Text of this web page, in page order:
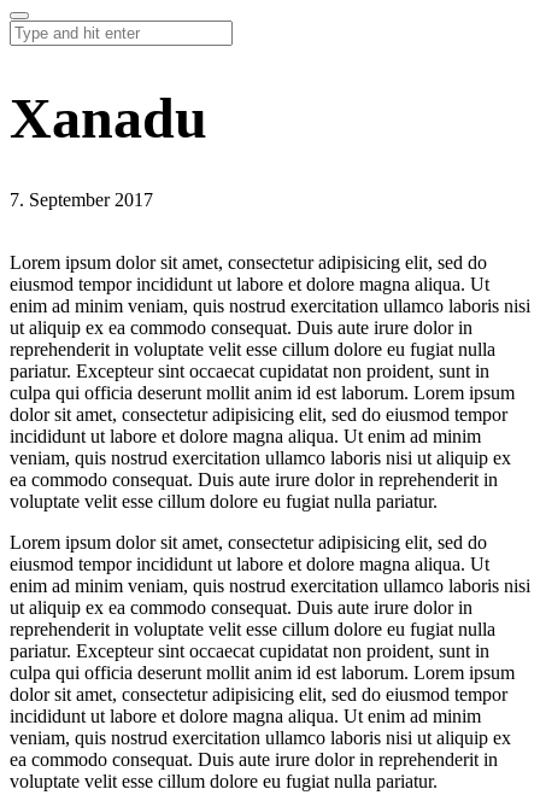
Xanadu
7. September 2017
Lorem ipsum dolor sit amet, consectetur adipisicing elit, sed do
eiusmod tempor incididunt ut labore et dolore magna aliqua. Ut
enim ad minim veniam, quis nostrud exercitation ullamco laboris nisi
ut aliquip ex ea commodo consequat. Duis aute irure dolor in
reprehenderit in voluptate velit esse cillum dolore eu fugiat nulla
pariatur. Excepteur sint occaecat cupidatat non proident, sunt in
culpa qui officia deserunt mollit anim id est laborum. Lorem ipsum
dolor sit amet, consectetur adipisicing elit, sed do eiusmod tempor
incididunt ut labore et dolore magna aliqua. Ut enim ad minim
veniam, quis nostrud exercitation ullamco laboris nisi ut aliquip ex
ea commodo consequat. Duis aute irure dolor in reprehenderit in
voluptate velit esse cillum dolore eu fugiat nulla pariatur.
Lorem ipsum dolor sit amet, consectetur adipisicing elit, sed do
eiusmod tempor incididunt ut labore et dolore magna aliqua. Ut
enim ad minim veniam, quis nostrud exercitation ullamco laboris nisi
ut aliquip ex ea commodo consequat. Duis aute irure dolor in
reprehenderit in voluptate velit esse cillum dolore eu fugiat nulla
pariatur. Excepteur sint occaecat cupidatat non proident, sunt in
culpa qui officia deserunt mollit anim id est laborum. Lorem ipsum
dolor sit amet, consectetur adipisicing elit, sed do eiusmod tempor
incididunt ut labore et dolore magna aliqua. Ut enim ad minim
veniam, quis nostrud exercitation ullamco laboris nisi ut aliquip ex
ea commodo consequat. Duis aute irure dolor in reprehenderit in
voluptate velit esse cillum dolore eu fugiat nulla pariatur.